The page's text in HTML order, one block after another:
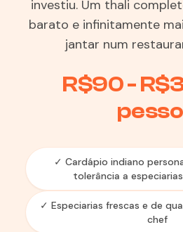
investiu. Um thali
barato e infinitamente
jantar num
R$90 -
✓ Cardápio indiano
tolerância a
✓ Especiarias frescas e de
chef